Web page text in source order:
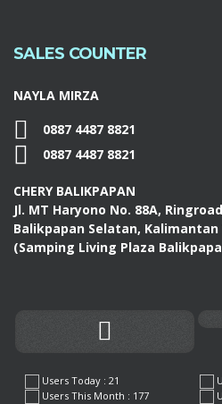
SALES COUNTER
NAYLA MIRZA
0887 4487 8821
0887 4487 8821
CHERY BALIKPAPAN
Jl. MT Haryono No. 88A,
Balikpapan Selatan, Kalimantan
(Samping Living Plaza
Users Today : 21
Users This Month : 177